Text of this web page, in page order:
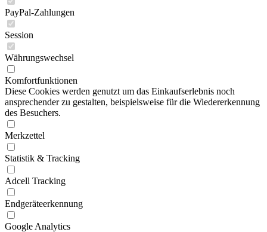
PayPal-Zahlungen
Session
Währungswechsel
Komfortfunktionen
Diese Cookies werden genutzt um das Einkaufserlebnis noch
ansprechender zu gestalten, beispielsweise für die Wiedererkennung
des Besuchers.
Merkzettel
Statistik & Tracking
Adcell Tracking
Endgeräteerkennung
Google Analytics